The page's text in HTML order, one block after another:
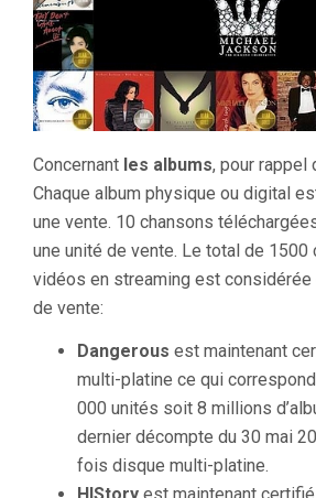
Concernant les albums, pour rappel
Chaque album physique ou digital
une vente. 10 chansons
une unité de vente. Le total de 1500
vidéos en streaming est considérée
de vente:
Dangerous est maintenant
multi-platine ce qui
000 unités soit 8 millions
dernier décompte du 30 mai
fois disque multi-platine.